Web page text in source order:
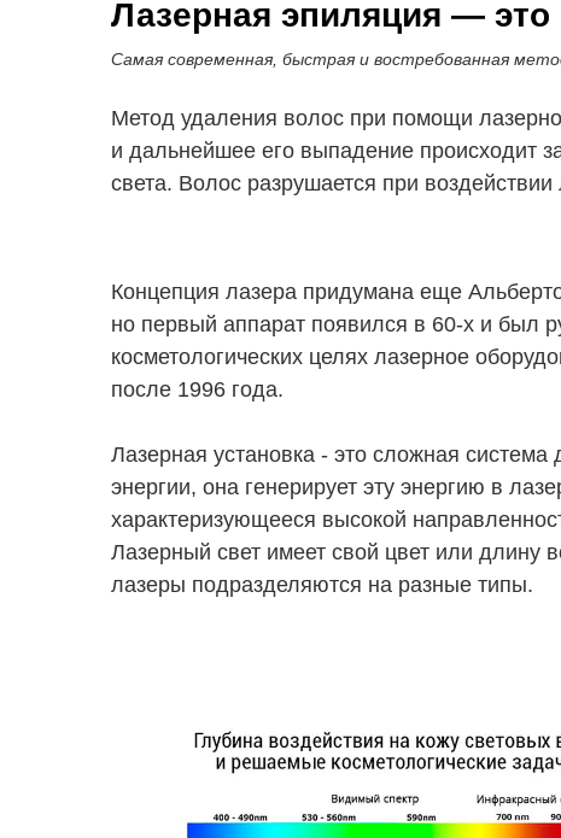
Лазерная эпиляция — это
Самая современная, быстрая и востребованная
Метод удаления волос при помощи
и дальнейшее его выпадение происходит
света. Волос разрушается при
Концепция лазера придумана еще
но первый аппарат появился в 60-х и был
косметологических целях лазерное
после 1996 года.
Лазерная установка - это сложная система
энергии, она генерирует эту энергию в
характеризующееся высокой
Лазерный свет имеет свой цвет или длину
лазеры подразделяются на разные типы.